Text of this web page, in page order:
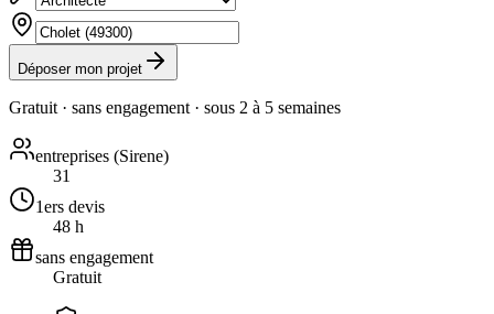
Déposer mon projet
Gratuit · sans engagement · sous 2 à 5 semaines
entreprises (Sirene)
31
1ers devis
48 h
sans engagement
Gratuit